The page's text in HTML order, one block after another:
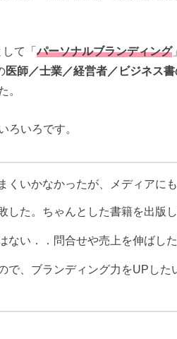
て「パーソナルブランディング
医師／士業／経営者／ビジネス
。
ろいろです。
くいかなかったが、メディアに
した。ちゃんとした書籍を出版
ない．．問合せや売上を伸ばした
で、ブランディング力をUPし